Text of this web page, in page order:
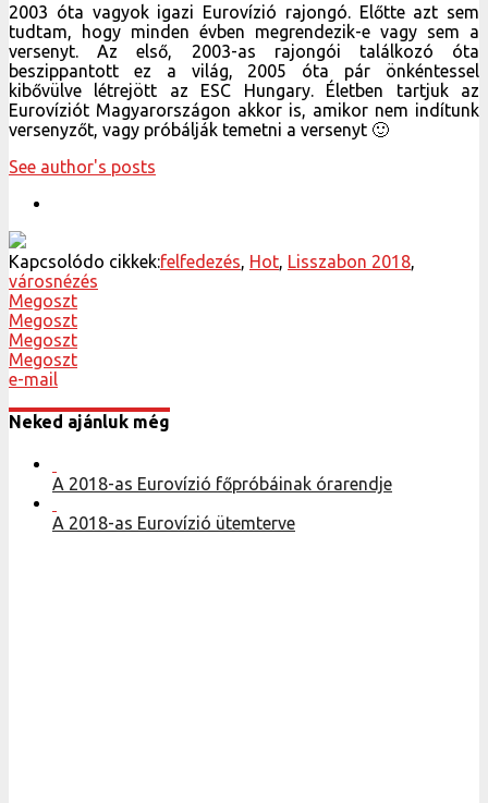
2003 óta vagyok igazi Eurovízió rajongó. Előtte azt sem
tudtam, hogy minden évben megrendezik-e vagy sem a
versenyt. Az első, 2003-as rajongói találkozó óta
beszippantott ez a világ, 2005 óta pár önkéntessel
kibővülve létrejött az ESC Hungary. Életben tartjuk az
Eurovíziót Magyarországon akkor is, amikor nem indítunk
versenyzőt, vagy próbálják temetni a versenyt 🙂
See author's posts
Kapcsolódo cikkek:felfedezés Hot Lisszabon 2018
városnézés
Megoszt
Megoszt
Megoszt
Megoszt
e-mail
Neked ajánluk még
A 2018-as Eurovízió főpróbáinak órarendje
A 2018-as Eurovízió ütemterve